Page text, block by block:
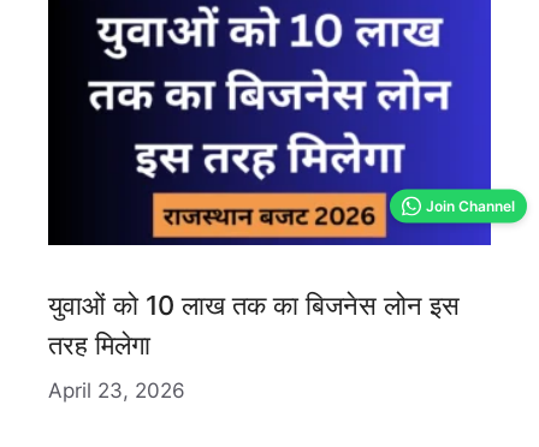
युवाओं को 10 लाख तक का बिजनेस लोन इस
तरह मिलेगा
April 23, 2026
Join Channel